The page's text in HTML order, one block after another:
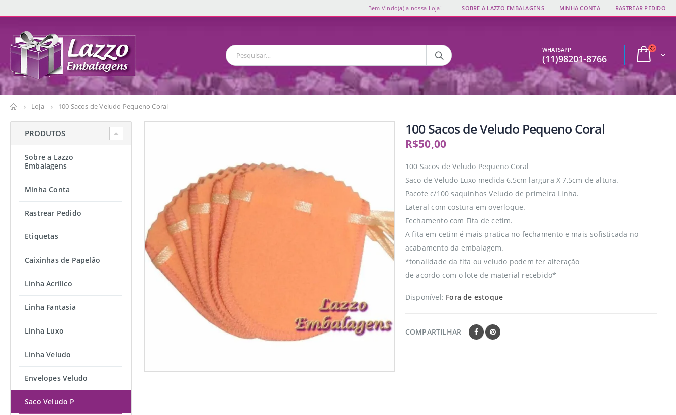
Bem Vindo(a) a nossa Loja! SOBRE A LAZZO EMBALAGENS MINHA CONTA RASTREAR PEDIDO
WHATSAPP
(11)98201-8766
Loja 100 Sacos de Veludo Pequeno Coral
100 Sacos de Veludo Pequeno Coral
R$50,00
100 Sacos de Veludo Pequeno Coral
Saco de Veludo Luxo medida 6,5cm largura X 7,5cm de altura.
Pacote c/100 saquinhos Veludo de primeira Linha.
Lateral com costura em overloque.
Fechamento com Fita de cetim.
A fita em cetim é mais pratica no fechamento e mais sofisticada no
acabamento da embalagem.
*tonalidade da fita ou veludo podem ter alteração
de acordo com o lote de material recebido*
Disponível: Fora de estoque
COMPARTILHAR
PRODUTOS
Sobre a Lazzo
Embalagens
Minha Conta
Rastrear Pedido
Etiquetas
Caixinhas de Papelão
Linha Acrílico
Linha Fantasia
Linha Luxo
Linha Veludo
Envelopes Veludo
Saco Veludo P